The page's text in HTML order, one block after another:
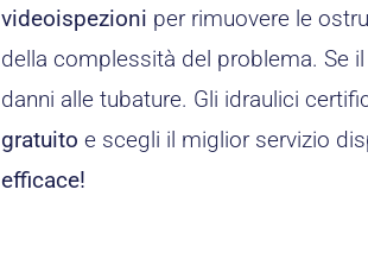
videoispezioni per rimuovere le
della complessità del problema. Se
danni alle tubature. Gli idraulici
gratuito e scegli il miglior servizio
efficace!